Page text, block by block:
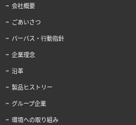
会社概要
ごあいさつ
パーパス・行動指針
企業理念
沿革
製品ヒストリー
グループ企業
環境への取り組み